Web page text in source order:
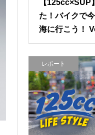
【125cc×SUP
た！バイクで
海に行こう！
レポート